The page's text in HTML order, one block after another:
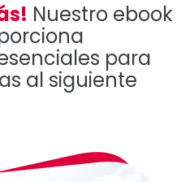
Nuestro ebook
para
s al siguiente